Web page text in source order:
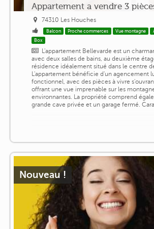
Appartement a vendre 3
74310 Les Houches
Balcon Proche commerces Vue montagne
Box
L'appartement Bellevarde est un
avec deux salles de bains, au deuxième
résidence idéalement situé dans le centre
L'appartement bénéficie d'un agencement
fonctionnel, avec des pièces à vivre
offrant une vue imprenable sur les
environnantes. La propriété comprend
grande cave privée et un garage fermé.
Nouveau !